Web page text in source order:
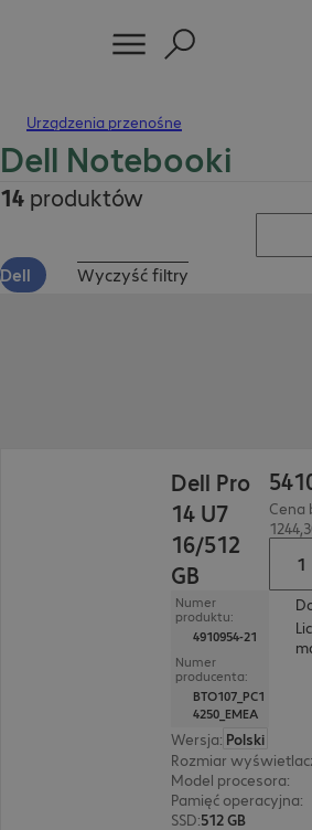
Urządzenia przenośne
Dell Notebooki
14 produktów
Dell Wyczyść filtry
Dell Pro
14 U7
16/512
GB
Numer
produktu:
4910954-21
Numer
producenta:
BTO107_PC1
4250_EMEA
Wersja: Polski
Rozmiar
Model procesora:
Pamięć operacyjna:
SSD:512 GB
Cena